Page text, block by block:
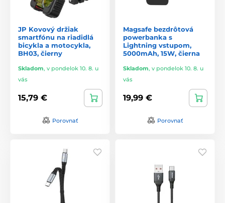
JP Kovový držiak
smartfónu na riadidlá
bicykla a motocykla,
BH03, čierny
Skladom, v pondelok 10. 8. u
vás
15,79 €
Porovnať
Magsafe bezdrôtová
powerbanka s
Lightning vstupom,
5000mAh, 15W, čierna
Skladom, v pondelok 10. 8. u
vás
19,99 €
Porovnať